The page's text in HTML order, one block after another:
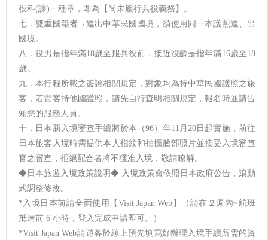
役科(課)一種章，即為【尚未履行兵役義務】。
七．雙重國籍者→進出中華民國國境，須使用同一本護照進、出
國境。
八．役男是指年滿18歲至服兵役前，接近役齡是指年滿16歲至18
歲。
九．本行程所載之簽證相關規定，對象均為持中華民國護照之旅
客，若貴客持他國護照，請先自行查明相關規定，報名時並請告
知您的服務人員。
十．日本新入境審查手續將於本（96）年11月20日起實施，前往
日本旅客入境時需提供本人指紋和拍攝臉部照片並接受入境審查
官之審查，拒絕配合者將不獲准入境，敬請瞭解。
◆日本旅遊入境政策說明◆ 入境政策會依照日本政府公告，滾動
式調整修改。
*入境日本前請全面使用【Visit Japan Web】（請在２週內~航班
抵達前 6 小時，登入完成申請即可。）
*Visit Japan Web請遊客於線上預先填寫好辦理入境手續所需的資